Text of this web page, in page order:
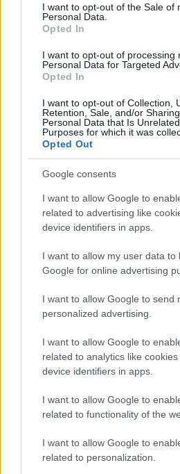
consent section.
I want to opt-out of the Sale of
Personal Data.
Opted In
I want to opt-out of processing
Personal Data for Targeted
Opted In
I want to opt-out of Collection,
Retention, Sale, and/or
Personal Data that Is
Purposes for which it was
Opted Out
Google consents
I want to allow Google to
related to advertising like
device identifiers in apps.
I want to allow my user data to
Google for online advertising
I want to allow Google to send
personalized advertising.
I want to allow Google to
related to analytics like
device identifiers in apps.
I want to allow Google to
related to functionality of the
I want to allow Google to
related to personalization.
Túlélte a lehetetlent: 29
állt meg a szíve a
F1-es pilótának
Majer Dániel - 2024. január 26.
UTÁNPÓTLÁS
A spái halálos balesetet
Fittipaldi fiának hétvégi
Majer Dániel - 2023. október 16.